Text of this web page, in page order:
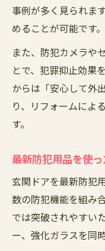
事例が多く見られま
めることが可能です。
また、防犯カメラや
とで、犯罪抑止効果
からは「安心して外
り、リフォームによ
す。
最新防犯用品を使
玄関ドアを最新防犯
数の防犯機能を組み
では突破されやすい
ー、強化ガラスを同